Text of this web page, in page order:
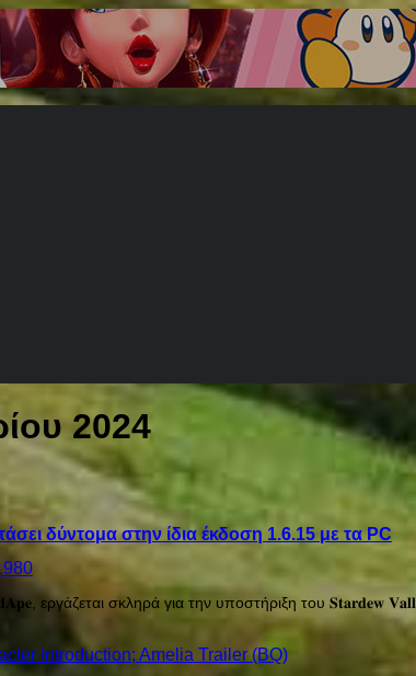
2024
δύντομα στην ίδια έκδοση 1.6.15 με τα PC
εργάζεται σκληρά για την υποστήριξη του 𝐒𝐭𝐚𝐫𝐝𝐞𝐰